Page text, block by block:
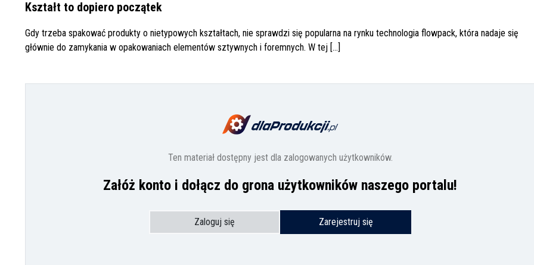
Kształt to dopiero początek
Gdy trzeba spakować produkty o nietypowych kształtach, nie sprawdzi się popularna na rynku technologia flowpack, która nadaje się
głównie do zamykania w opakowaniach elementów sztywnych i foremnych. W tej [...]
Ten materiał dostępny jest dla zalogowanych użytkowników.
Załóż konto i dołącz do grona użytkowników naszego portalu!
Zaloguj się Zarejestruj się